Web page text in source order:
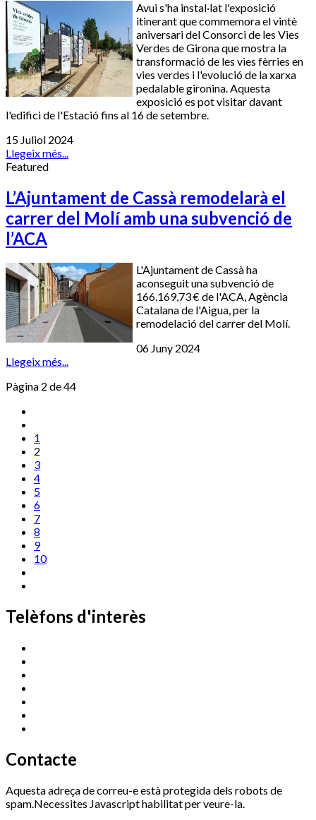
Avui s'ha instal·lat l'exposició
itinerant que commemora el vintè
aniversari del Consorci de les Vies
Verdes de Girona que mostra la
transformació de les vies fèrries en
vies verdes i l'evolució de la xarxa
pedalable gironina. Aquesta
exposició es pot visitar davant
l'edifici de l'Estació fins al 16 de setembre.
15 Juliol 2024
Llegeix més...
Featured
L’Ajuntament de Cassà remodelarà el
carrer del Molí amb una subvenció de
l’ACA
L'Ajuntament de Cassà ha
aconseguit una subvenció de
166.169,73 € de l'ACA, Agència
Catalana de l'Aigua, per la
remodelació del carrer del Molí.
06 Juny 2024
Llegeix més...
Pàgina 2 de 44
1
2
3
4
5
6
7
8
9
10
Telèfons d'interès
Contacte
Aquesta adreça de correu-e està protegida dels robots de
spam.Necessites Javascript habilitat per veure-la.